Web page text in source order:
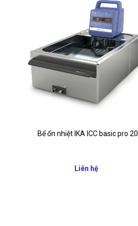
Bể ổn nhiệt IKA ICC basic pro 20
Liên hệ